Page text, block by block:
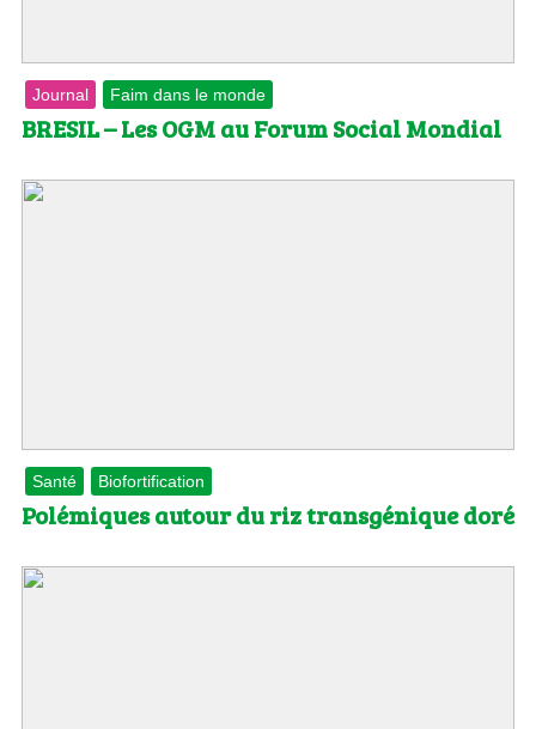
Journal Faim dans le monde
BRESIL – Les OGM au Forum Social Mondial
Santé Biofortification
Polémiques autour du riz transgénique doré